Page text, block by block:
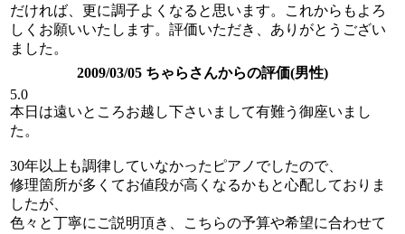
だければ、更に調子よくなると思います。これからもよろ
しくお願いいたします。評価いただき、ありがとうござい
ました。
2009/03/05 ちゃらさんからの評価(男性)
5.0
本日は遠いところお越し下さいまして有難う御座いまし
た。
30年以上も調律していなかったピアノでしたので、
修理箇所が多くてお値段が高くなるかもと心配しておりま
したが、
色々と丁寧にご説明頂き、こちらの予算や希望に合わせて